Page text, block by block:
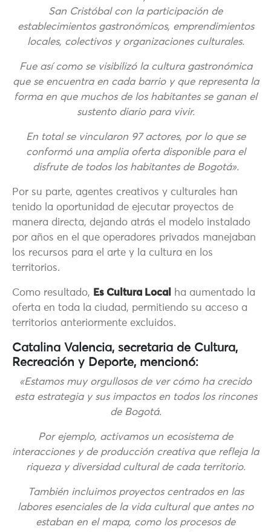
San Cristóbal con la participación de
establecimientos gastronómicos, emprendimientos
locales, colectivos y organizaciones culturales.
Fue así como se visibilizó la cultura gastronómica
que se encuentra en cada barrio y que representa la
forma en que muchos de los habitantes se ganan el
sustento diario para vivir.
En total se vincularon 97 actores, por lo que se
conformó una amplia oferta disponible para el
disfrute de todos los habitantes de Bogotá».
Por su parte, agentes creativos y culturales han
tenido la oportunidad de ejecutar proyectos de
manera directa, dejando atrás el modelo instalado
por años en el que operadores privados manejaban
los recursos para el arte y la cultura en los
territorios.
Como resultado, Es Cultura Local
ha aumentado la
oferta en toda la ciudad, permitiendo su acceso a
territorios anteriormente excluidos.
Catalina Valencia, secretaria de Cultura,
Recreación y Deporte, mencionó:
«Estamos muy orgullosos de ver cómo ha crecido
esta estrategia y sus impactos en todos los rincones
de Bogotá.
Por ejemplo, activamos un ecosistema de
interacciones y de producción creativa que refleja la
riqueza y diversidad cultural de cada territorio.
También incluimos proyectos centrados en las
labores esenciales de la vida cultural que antes no
estaban en el mapa, como los procesos de